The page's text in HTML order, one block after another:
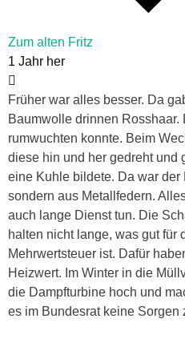
Zum alten Fritz
1 Jahr her
Früher war alles besser. Da
Baumwolle drinnen
rumwuchten konnte. Beim
diese hin und her gedreht und
eine Kuhle bildete. Da war der
sondern aus Metallfedern.
auch lange Dienst tun. Die
halten nicht lange, was gut für
Mehrwertsteuer ist. Dafür
Heizwert. Im Winter in die
die Dampfturbine hoch und
es im Bundesrat keine Sorgen